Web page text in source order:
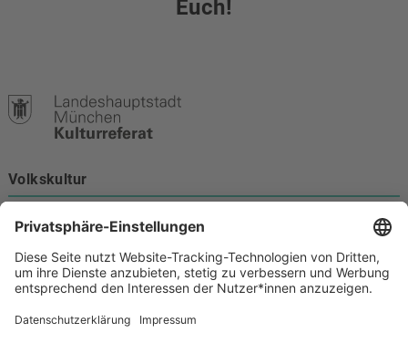
Euch!
Volkskultur
80331 München
Kontakt
089 233-21172
volkskultur@muenchen.de